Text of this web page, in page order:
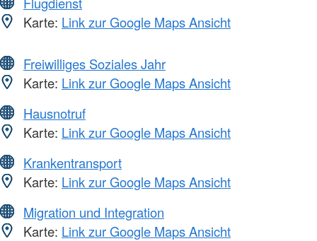
Karte: Link zur Google Maps Ansicht
Freiwilliges Soziales Jahr
Karte: Link zur Google Maps Ansicht
Hausnotruf
Karte: Link zur Google Maps Ansicht
Krankentransport
Karte: Link zur Google Maps Ansicht
Migration und Integration
Karte: Link zur Google Maps Ansicht